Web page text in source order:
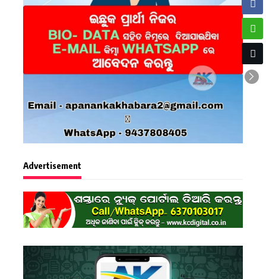
Advertisement